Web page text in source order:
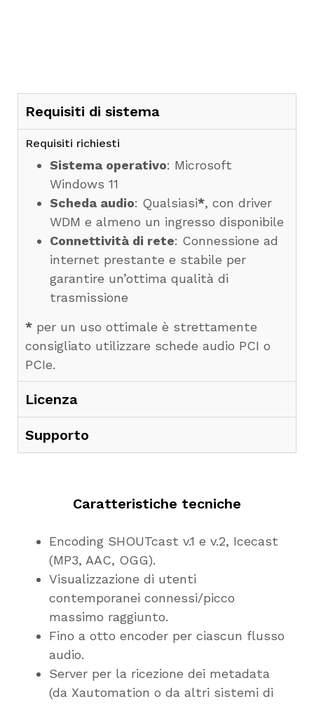
Requisiti di sistema
Requisiti richiesti
Sistema operativo: Microsoft
Windows 11
Scheda audio: Qualsiasi*, con driver
WDM e almeno un ingresso disponibile
Connettività di rete: Connessione ad
internet prestante e stabile per
garantire un’ottima qualità di
trasmissione
* per un uso ottimale è strettamente
consigliato utilizzare schede audio PCI o
PCIe.
Licenza
Supporto
Caratteristiche tecniche
Encoding SHOUTcast v.1 e v.2, Icecast
(MP3, AAC, OGG).
Visualizzazione di utenti
contemporanei connessi/picco
massimo raggiunto.
Fino a otto encoder per ciascun flusso
audio.
Server per la ricezione dei metadata
(da Xautomation o da altri sistemi di